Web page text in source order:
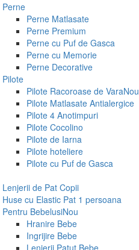
Perne
Perne Matlasate
Perne Premium
Perne cu Puf de Gasca
Perne cu Memorie
Perne Decorative
Pilote
Pilote Racoroase de VaraNou
Pilote Matlasate Antialergice
Pilote 4 Anotimpuri
Pilote Cocolino
Pilote de Iarna
Pilote hoteliere
Pilote cu Puf de Gasca
Lenjerii de Pat Copii
Huse cu Elastic Pat 1 persoana
Pentru BebelusiNou
Hranire Bebe
Ingrijire Bebe
Lenjerii Patut Bebe